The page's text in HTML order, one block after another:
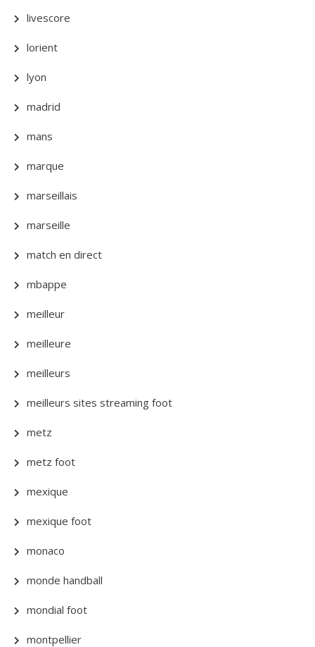
livescore
lorient
lyon
madrid
mans
marque
marseillais
marseille
match en direct
mbappe
meilleur
meilleure
meilleurs
meilleurs sites streaming foot
metz
metz foot
mexique
mexique foot
monaco
monde handball
mondial foot
montpellier